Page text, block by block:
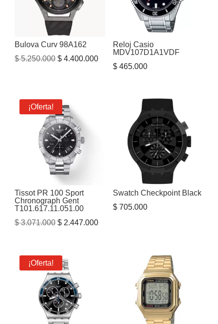
Bulova Curv 98A162
$5.250.000 El
$ 5.250.000.
$ 4.400.000El
precio
Reloj Casio
MDV107D1A1VDF
$465.000
¡Oferta!
Tissot PR 100 Sport
Chronograph Gent
T101.617.11.051.00
$3.071.000 El
era:
$ 3.071.000.
$ 2.447.000El
Swatch Checkpoint Black
$705.000
¡Oferta!